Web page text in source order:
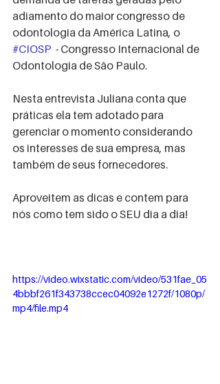
adiamento do maior congresso de
odontologia da América Latina, o
#CIOSP
  - Congresso Internacional de
Odontologia de São Paulo.
Nesta entrevista Juliana conta que
práticas ela tem adotado para
gerenciar o momento considerando
os interesses de sua empresa, mas
também de seus fornecedores.
Aproveitem as dicas e contem para
nós como tem sido o SEU dia a dia!
https://video.wixstatic.com/video/531fae_05
4bbbf261f343738ccec04092e1272f/1080p/
mp4/file.mp4